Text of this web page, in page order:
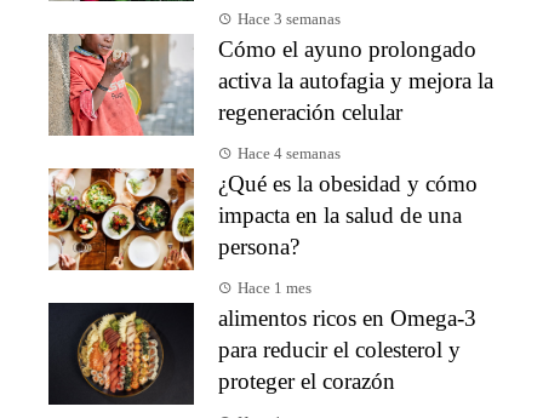
Hace 3 semanas
Cómo el ayuno prolongado
activa la autofagia y mejora la
regeneración celular
Hace 4 semanas
¿Qué es la obesidad y cómo
impacta en la salud de una
persona?
Hace 1 mes
alimentos ricos en Omega-3
para reducir el colesterol y
proteger el corazón